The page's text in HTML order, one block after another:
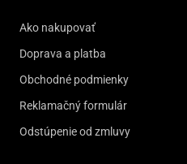
Ako nakupovať
Doprava a platba
Obchodné podmienky
Reklamačný formulár
Odstúpenie od zmluvy